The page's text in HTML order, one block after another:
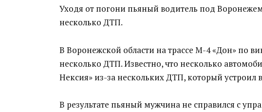
Уходя от погони пьяный водитель под
несколько ДТП.
В Воронежской области на трассе М-4 «Дон» по
несколько ДТП. Известно, что несколько
Нексия» из-за нескольких ДТП, который устроил
В результате пьяный мужчина не справился с